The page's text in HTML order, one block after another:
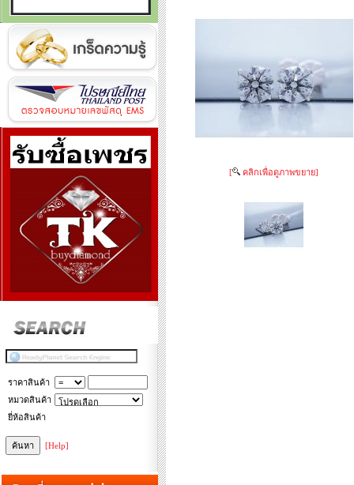
ราคาสินค้า
หมวดสินค้า
ยี่ห้อสินค้า
[Help]
[ คลิกเพื่อดูภาพขยาย]